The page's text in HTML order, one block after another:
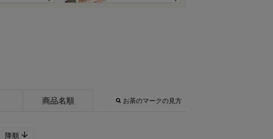
商品名順 お茶のマークの見方
降順